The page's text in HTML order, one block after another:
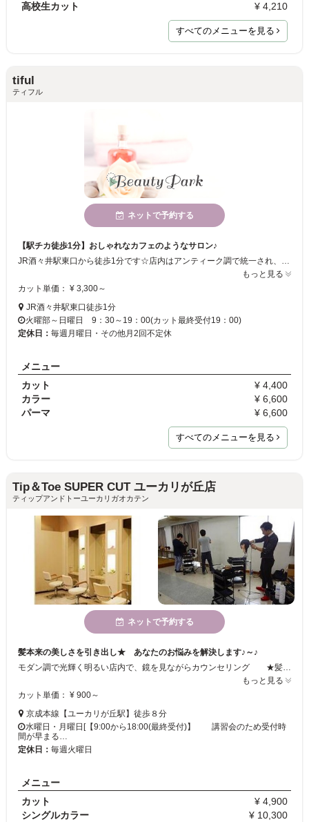
高校生カット
¥ 4,210
すべてのメニューを見る
tiful
ティフル
ネットで予約する
【駅チカ徒歩1分】おしゃれなカフェのようなサロン♪
JR酒々井駅東口から徒歩1分です☆店内はアンティーク調で統一され、おしゃれなカフェのようです☆少数サロンなので、リラックスして施術を受けられます☆丁寧なカウンセリングで、セットしやすいスタイルを提案いたします♪
もっと見る
カット単価： ¥ 3,300～
JR酒々井駅東口徒歩1分
火曜部～日曜日 9：30～19：00(カット最終受付19：00)
定休日： 毎週月曜日・その他月2回不定休
メニュー
カット
¥ 4,400
カラー
¥ 6,600
パーマ
¥ 6,600
すべてのメニューを見る
Tip＆Toe SUPER CUT ユーカリが丘店
ティップアンドトーユーカリガオカテン
ネットで予約する
髪本来の美しさを引き出し★ あなたのお悩みを解決します♪～♪
モダン調で光輝く明るい店内で、鏡を見ながらカウンセリング ★髪の内側から輝くツヤ★ 髪本来の美しさを引き出すメニューが豊富です♪ 一緒に話して、違う魅力をみつけたり、一緒にあなたのお悩みを解決します♪ もちらんシュチュエーションによってもアレンジ自在！
もっと見る
カット単価： ¥ 900～
京成本線【ユーカリが丘駅】徒歩８分
水曜日・月曜日[【9:00から18:00(最終受付)】 講習会のため受付時
間が早まる…
定休日： 毎週火曜日
メニュー
カット
¥ 4,900
シングルカラー
¥ 10,300